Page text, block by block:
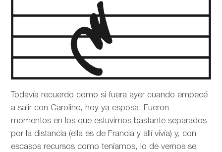
Todavía recuerdo como si fuera ayer cuando empecé
a salir con Caroline, hoy ya esposa. Fueron
momentos en los que estuvimos bastante separados
por la distancia (ella es de Francia y allí vivía) y, con
escasos recursos como teníamos, lo de vernos se